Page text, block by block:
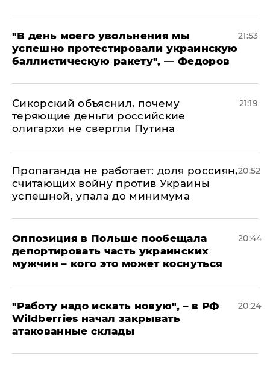
​"В день моего увольнения мы
успешно протестировали украинскую
баллистическую ракету", — Федоров
21:53
Сикорский объяснил, почему
теряющие деньги российские
олигархи не свергли Путина
21:19
​Пропаганда не работает: доля россиян,
считающих войну против Украины
успешной, упала до минимума
20:52
Оппозиция в Польше пообещала
депортировать часть украинских
мужчин – кого это может коснуться
20:44
"Работу надо искать новую", – в РФ
Wildberries начал закрывать
атакованные склады
20:24